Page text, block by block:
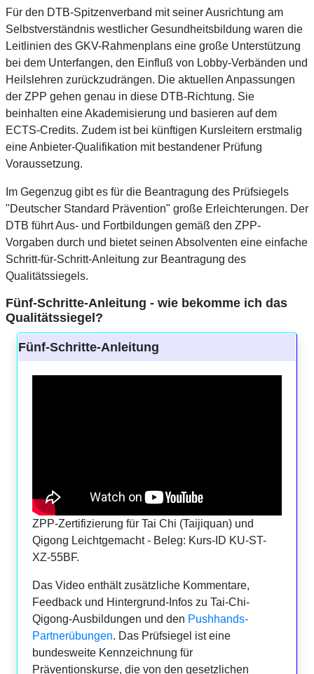
Für den DTB-Spitzenverband mit seiner Ausrichtung am
Selbstverständnis westlicher Gesundheitsbildung waren die
Leitlinien des GKV-Rahmenplans eine große Unterstützung
bei dem Unterfangen, den Einfluß von Lobby-Verbänden und
Heilslehren zurückzudrängen. Die aktuellen Anpassungen
der ZPP gehen genau in diese DTB-Richtung. Sie
beinhalten eine Akademisierung und basieren auf dem
ECTS-Credits. Zudem ist bei künftigen Kursleitern erstmalig
eine Anbieter-Qualifikation mit bestandener Prüfung
Voraussetzung.
Im Gegenzug gibt es für die Beantragung des Prüfsiegels
"Deutscher Standard Prävention" große Erleichterungen. Der
DTB führt Aus- und Fortbildungen gemäß den ZPP-
Vorgaben durch und bietet seinen Absolventen eine einfache
Schritt-für-Schritt-Anleitung zur Beantragung des
Qualitätssiegels.
Fünf-Schritte-Anleitung - wie bekomme ich das
Qualitätssiegel?
Fünf-Schritte-Anleitung
ZPP-Zertifizierung für Tai Chi (Taijiquan) und
Qigong Leichtgemacht - Beleg: Kurs-ID KU-ST-
XZ-55BF.
Das Video enthält zusätzliche Kommentare,
Feedback und Hintergrund-Infos zu Tai-Chi-
Qigong-Ausbildungen und den Pushhands-
Partnerübungen. Das Prüfsiegel ist eine
bundesweite Kennzeichnung für
Präventionskurse, die von den gesetzlichen